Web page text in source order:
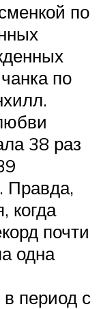
по
по
38 раз
Правда,
когда
почти
одна
период с